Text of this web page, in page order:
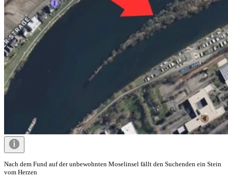
Nach dem Fund auf der unbewohnten Moselinsel fällt den Suchenden ein Stein
vom Herzen